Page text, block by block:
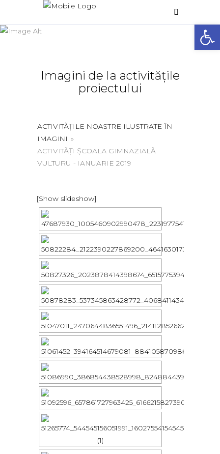
Galerie foto
Imagini de la activitățile
proiectului
ACTIVITĂȚILE NOASTRE ILUSTRATE ÎN
IMAGINI »
ACTIVITĂȚI ȘCOALA GIMNAZIALĂ
VULTURU - IANUARIE 2019
[Show slideshow]